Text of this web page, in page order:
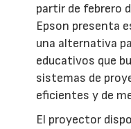
partir de febrero
Epson presenta
una alternativa
educativos que
sistemas de
eficientes y de
El proyector